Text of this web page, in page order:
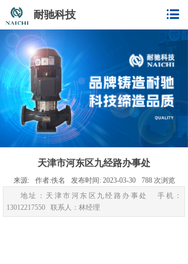
天津市河东区九经路办事处
来源: 作者:佚名 发布时间: 2023-03-30 788 次浏览
地址：天津市河东区九经路办事处 手机：
13012217550 联系人：林经理
耐驰科技